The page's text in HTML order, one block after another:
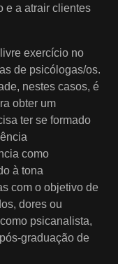
e a atrair clientes
exercício no
de psicólogas/os.
nestes casos, é
obter um
ter se formado
como
à tona
com o objetivo de
dores ou
psicanalista,
graduação de